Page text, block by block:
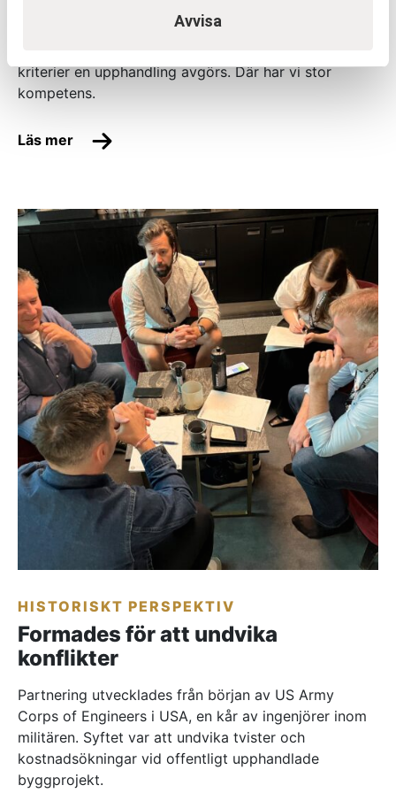
Avvisa
inget hinder för att upphandla i partnering, men det
kriterier en upphandling avgörs. Där har vi stor
kompetens.
Läs mer
HISTORISKT PERSPEKTIV
Formades för att undvika
konflikter
Partnering utvecklades från början av US Army
Corps of Engineers i USA, en kår av ingenjörer inom
militären. Syftet var att undvika tvister och
kostnadsökningar vid offentligt upphandlade
byggprojekt.